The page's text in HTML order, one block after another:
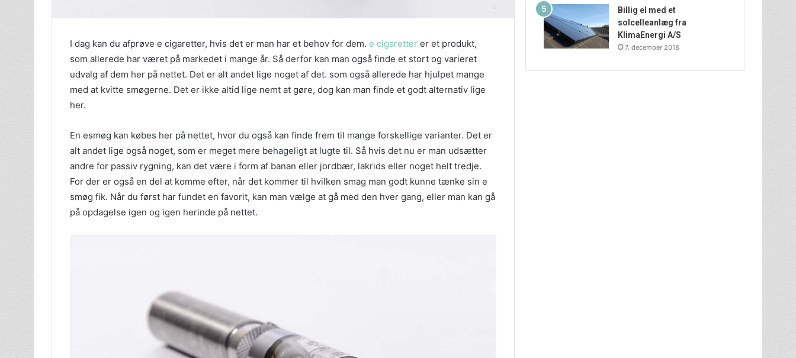
I dag kan du afprøve e cigaretter, hvis det er man har et behov for dem. e cigaretter er et produkt,
som allerede har været på markedet i mange år. Så derfor kan man også finde et stort og varieret
udvalg af dem her på nettet. Det er alt andet lige noget af det. som også allerede har hjulpet mange
med at kvitte smøgerne. Det er ikke altid lige nemt at gøre, dog kan man finde et godt alternativ lige
her.
En esmøg kan købes her på nettet, hvor du også kan finde frem til mange forskellige varianter. Det er
alt andet lige også noget, som er meget mere behageligt at lugte til. Så hvis det nu er man udsætter
andre for passiv rygning, kan det være i form af banan eller jordbær, lakrids eller noget helt tredje.
For der er også en del at komme efter, når det kommer til hvilken smag man godt kunne tænke sin e
smøg fik. Når du først har fundet en favorit, kan man vælge at gå med den hver gang, eller man kan gå
på opdagelse igen og igen herinde på nettet.
Billig el med et
solcelleanlæg fra
KlimaEnergi A/S
7. december 2018